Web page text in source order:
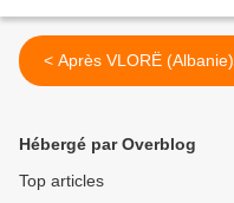
< Après VLORË (Albanie)
Hébergé par Overblog
Top articles